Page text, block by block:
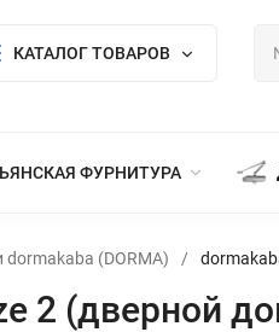
КАТАЛОГ ТОВАРОВ
ФУРНИТУРА
(DORMA) /
2 (дверной